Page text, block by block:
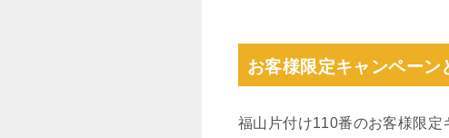
お客様限定キャンペーン
福山片付け110番のお客様限定